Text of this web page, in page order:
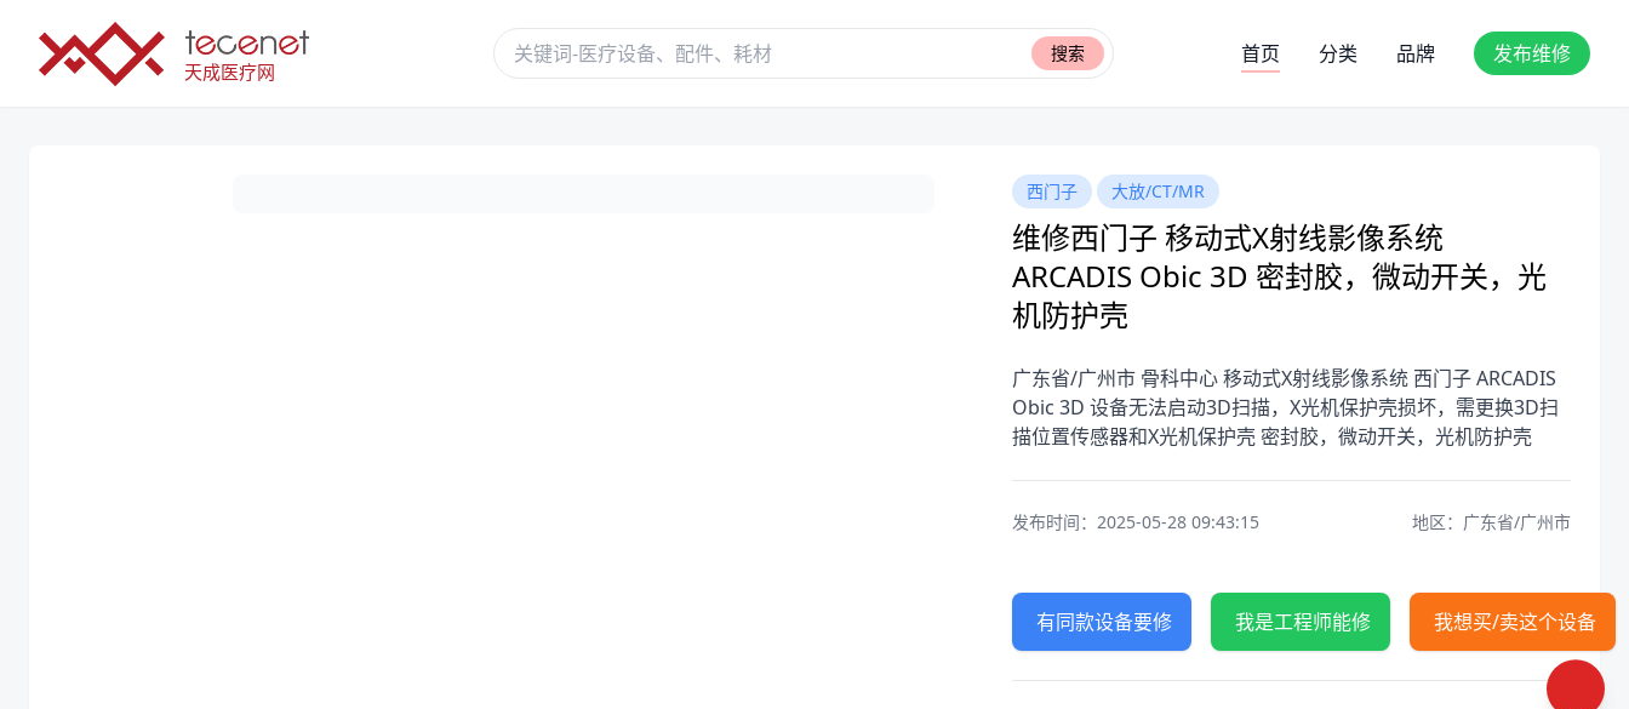
天成医疗网
搜索 首页 分类 品牌 发布维修
西门子 大放/CT/MR
维修西门子 移动式X射线影像系统
ARCADIS Obic 3D 密封胶，微动开关，光
机防护壳
广东省/广州市 骨科中心 移动式X射线影像系统 西门子 ARCADIS
Obic 3D 设备无法启动3D扫描，X光机保护壳损坏，需更换3D扫
描位置传感器和X光机保护壳 密封胶，微动开关，光机防护壳
发布时间：2025-05-28 09:43:15 地区：广东省/广州市
有同款设备要修 我是工程师能修 我想买/卖这个设备